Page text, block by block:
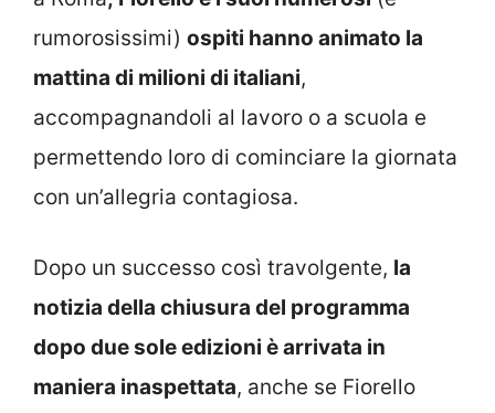
rumorosissimi) ospiti hanno animato la
mattina di milioni di italiani,
accompagnandoli al lavoro o a scuola e
permettendo loro di cominciare la giornata
con un’allegria contagiosa.
Dopo un successo così travolgente, la
notizia della chiusura del programma
dopo due sole edizioni è arrivata in
maniera inaspettata, anche se Fiorello